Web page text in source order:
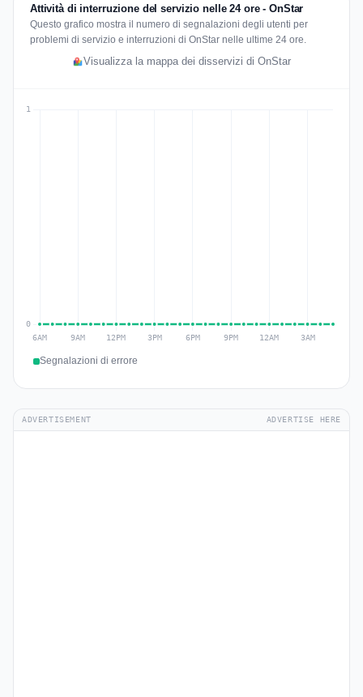
Attività di interruzione del servizio nelle 24 ore - OnStar
Questo grafico mostra il numero di segnalazioni degli utenti per
problemi di servizio e interruzioni di OnStar nelle ultime 24 ore.
Visualizza la mappa dei disservizi di OnStar
Segnalazioni di errore
ADVERTISEMENT ADVERTISE HERE